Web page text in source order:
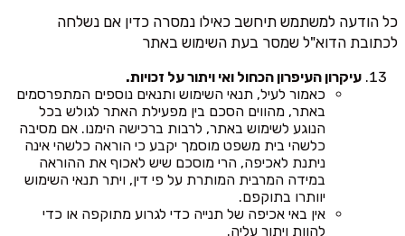
כל הודעה למשתמש תיחשב כאילו נמסרה כדין אם נשלחה
לכתובת הדוא"ל שמסר בעת השימוש באתר
עיקרון העיפרון הכחול ואי ויתור על זכויות.
כאמור לעיל, תנאי השימוש ותנאים נוספים המתפרסמים
באתר, מהווים הסכם בין מפעילת האתר לגולש בכל
הנוגע לשימוש באתר, לרבות ברכישה הימנו. אם מסיבה
כלשהי בית משפט מוסמך יקבע כי הוראה כלשהי אינה
ניתנת לאכיפה, הרי מוסכם שיש לאכוף את ההוראה
במידה המרבית המותרת על פי דין, ויתר תנאי השימוש
יוותרו בתוקפם.
אין באי אכיפה של תנייה כדי לגרוע מתוקפה או כדי
להוות ויתור עליה.